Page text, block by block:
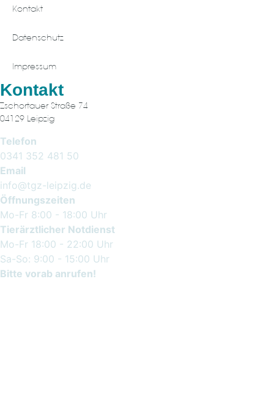
Kontakt
Datenschutz
Impressum
Kontakt
Zschortauer Straße 74
04129 Leipzig
Telefon
0341 352 481 50
Email
info@tgz-leipzig.de
Öffnungszeiten
Mo-Fr 8:00 - 18:00 Uhr
Tierärztlicher Notdienst
Mo-Fr 18:00 - 22:00 Uhr
Sa-So: 9:00 - 15:00 Uhr
Bitte vorab anrufen!